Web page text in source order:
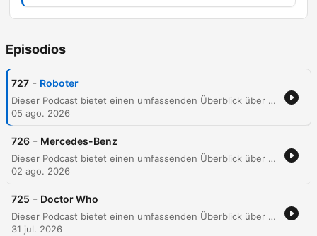
Episodios
727 - Roboter
Dieser Podcast bietet einen umfassenden Überblick über die Geschichte, Definition und die vielfältigen Arten von Robotern. Die Reise reicht von antiken Mythen und frühen mechanischen Automaten bis hin zu modernen industriellen, modularen und kollaborativen Systemen. Zudem werden die technologischen Entwicklungen in Bereichen wie Logistik, Medizin und Forschung beleuchtet. Der Podcast thematisiert auch die gesellschaftlichen, ethischen und kulturellen Auswirkungen der Automatisierung sowie die historische Bedeutung der Robotik in der Literatur.
05 ago. 2026
726 - Mercedes-Benz
Dieser Podcast bietet einen umfassenden Überblick über die Geschichte, Produktion und globale Präsenz von Mercedes-Benz. Er beleuchtet die historischen Wurzeln der Marke, die industrielle Entwicklung sowie die strategische Ausrichtung auf Elektromobilität und Motorsport. Zudem werden die Motorsportgeschichte, einschließlich der Erfolge in der Formel 1 und Formel E, die Entwicklung autonomer Fahrzeuge sowie die Rolle der Hochleistungsabteilung AMG und die Sponsoring-Aktivitäten des Unternehmens erläutert.
02 ago. 2026
725 - Doctor Who
Dieser Podcast bietet einen umfassenden Überblick über die britische Science-Fiction-Serie Doctor Who. Er beleuchtet die Geschichte der Serie, zentrale Konzepte wie die TARDIS und die Regeneration sowie die Entwicklung der Charaktere und Begleiter. Zudem werden ikonische Feinde wie die Daleks und Cybermen, die musikalische Gestaltung sowie die globale Verbreitung und die Bedeutung der Serie in verschiedenen Medienformaten und der Popkultur detailliert behandelt.
31 jul. 2026